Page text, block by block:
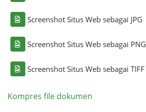
Screenshot Situs Web sebagai JPG
Screenshot Situs Web sebagai PNG
Screenshot Situs Web sebagai TIFF
Kompres file dokumen